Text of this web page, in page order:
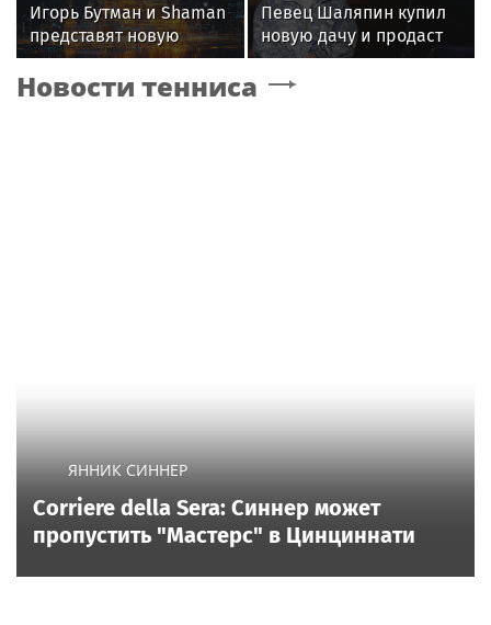
Игорь Бутман и Shaman
представят новую
премьеру 27 октября
Певец Шаляпин купил
новую дачу и продаст
старую
Новости тенниса
ЯННИК СИННЕР
Corriere della Sera: Синнер может
пропустить "Мастерс" в Цинциннати